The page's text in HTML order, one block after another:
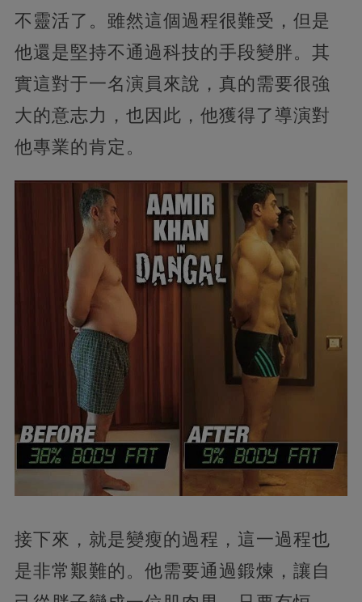
不靈活了。雖然這個過程很難受，但是
他還是堅持不通過科技的手段變胖。其
實這對于一名演員來說，真的需要很強
大的意志力，也因此，他獲得了導演對
他專業的肯定。
接下來，就是變瘦的過程，這一過程也
是非常艱難的。他需要通過鍛煉，讓自